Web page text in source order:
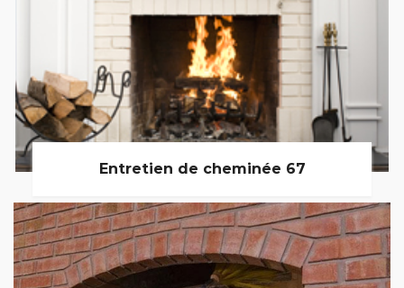
Entretien de cheminée 67